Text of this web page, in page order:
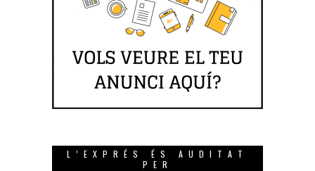
L’EXPRÉS ÉS AUDITAT
PER